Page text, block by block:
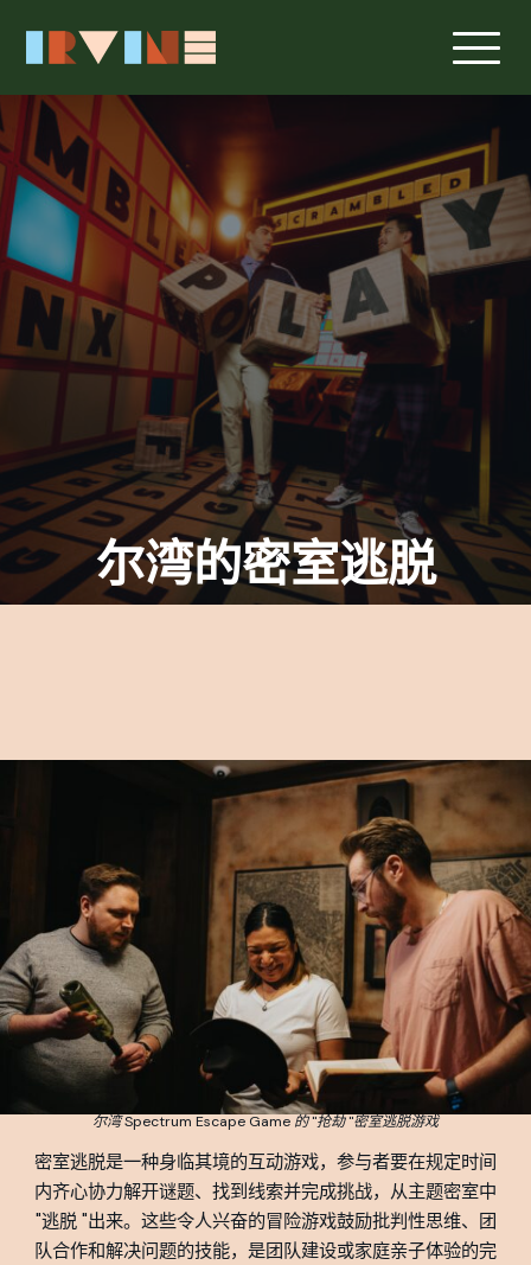
尔湾的密室逃脱
尔湾 Spectrum Escape Game 的 "抢劫 "密室逃脱游戏
密室逃脱是一种身临其境的互动游戏，参与者要在规定时间
内齐心协力解开谜题、找到线索并完成挑战，从主题密室中
"逃脱 "出来。这些令人兴奋的冒险游戏鼓励批判性思维、团
队合作和解决问题的技能，是团队建设或家庭亲子体验的完